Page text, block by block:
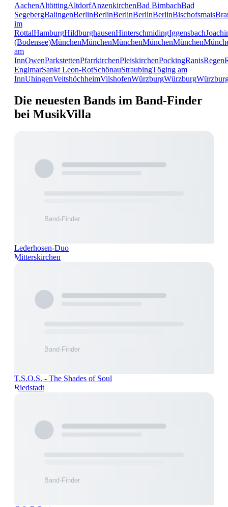
AachenAltöttingAltdorfAnzenkirchenBad BirnbachBad
SegebergBalingenBerlinBerlinBerlinBerlinBerlinBischofsmais
im
RottalHamburgHildburghausenHinterschmidingIggensbach
(Bodensee)MünchenMünchenMünchenMünchenMünchen
am
InnOwenParkstettenPfarrkirchenPleiskirchenPockingRanisRegen
EnglmarSankt Leon-RotSchönauStraubingTöging am
InnUhingenVeitshöchheimVilshofenWürzburgWürzburg
Die neuesten Bands im Band-Finder
bei MusikVilla
Lederhosen-Duo
Mitterskirchen
T.S.O.S. - The Shades of Soul
Riedstadt